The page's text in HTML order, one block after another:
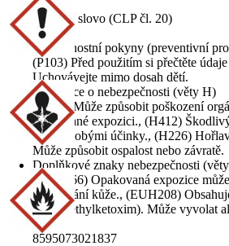
24 h
Signální slovo (CLP čl. 20)
Pozor
Bezpečnostní pokyny (preventivní
(P103) Před použitím si přečtěte
Uchovávejte mimo dosah dětí.
Informace o nebezpečnosti (věty H)
(H373) Může způsobit poškození
opakované expozici., (H412)
dlouhodobými účinky., (H226)
Může způsobit ospalost nebo závratě.
Doplňkové znaky nebezpečnosti
(EUH066) Opakovaná expozice
popraskání kůže., (EUH208)
Ethylmethylketoxim). Může vyvolat
EAN
8595073021837